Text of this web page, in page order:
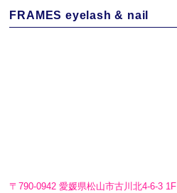
FRAMES eyelash & nail
〒790-0942 愛媛県松山市古川北4-6-3 1F